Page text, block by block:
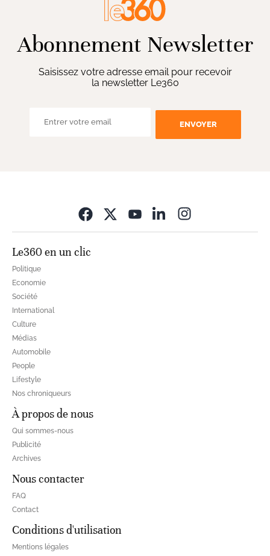
Abonnement Newsletter
Saisissez votre adresse email pour recevoir
la newsletter Le360
ENVOYER
Le360 en un clic
Politique
Economie
Société
International
Culture
Médias
Automobile
People
Lifestyle
Nos chroniqueurs
À propos de nous
Qui sommes-nous
Publicité
Archives
Nous contacter
FAQ
Contact
Conditions d'utilisation
Mentions légales